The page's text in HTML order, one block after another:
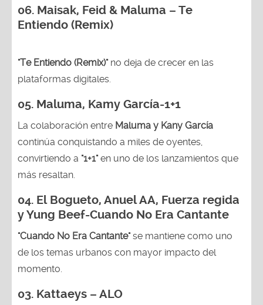
06. Maisak, Feid & Maluma – Te
Entiendo (Remix)
"Te Entiendo (Remix)"no deja de crecer en las
plataformas digitales.
05. Maluma, Kamy García-1+1
La colaboración entre Maluma y Kany García
continúa conquistando a miles de oyentes,
convirtiendo a "1+1"en uno de los lanzamientos que
más resaltan.
04. El Bogueto, Anuel AA, Fuerza regida
y Yung Beef-Cuando No Era Cantante
"Cuando No Era Cantante"se mantiene como uno
de los temas urbanos con mayor impacto del
momento.
03. Kattaeys – ALO